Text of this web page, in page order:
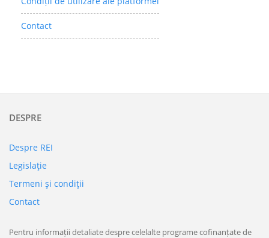
Contact
DESPRE
Despre REI
Legislaţie
Termeni şi condiţii
Contact
Pentru informații detaliate despre celelalte programe cofinanțate de